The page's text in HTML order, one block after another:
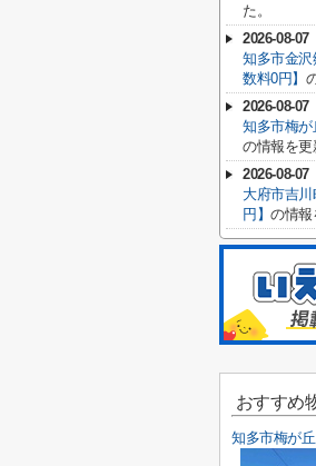
た。
2026-08-07
知多市金
数料0円】
2026-08-07
知多市梅が
の情報を更
2026-08-07
大府市吉
円】の情報
おすすめ
知多市梅が